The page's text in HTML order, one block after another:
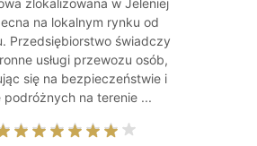
zlokalizowana w Jeleniej
na lokalnym rynku od
Przedsiębiorstwo świadczy
usługi przewozu osób,
się na bezpieczeństwie i
na terenie ...